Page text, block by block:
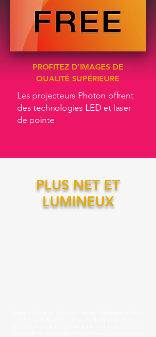
PROFITEZ D'IMAGES DE
QUALITÉ SUPÉRIEURE
Les projecteurs Photon offrent
des technologies LED et laser
de pointe
PLUS NET ET
LUMINEUX